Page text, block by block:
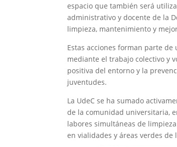
espacio que también será
administrativo y docente de la
limpieza, mantenimiento y
Estas acciones forman parte
mediante el trabajo colectivo y
positiva del entorno y la
juventudes.
La UdeC se ha sumado
de la comunidad universitaria,
labores simultáneas de
en vialidades y áreas verdes de